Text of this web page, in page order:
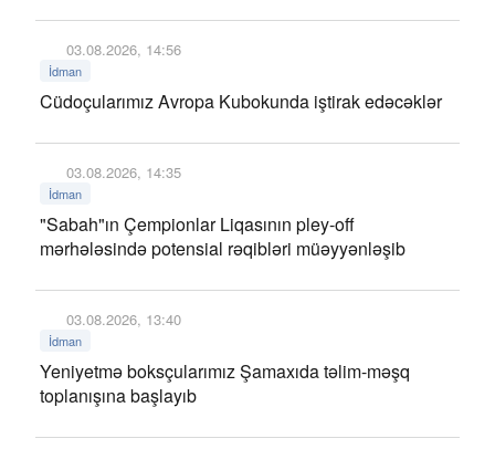
03.08.2026, 14:56
İdman
Cüdoçularımız Avropa Kubokunda iştirak edəcəklər
03.08.2026, 14:35
İdman
"Sabah"ın Çempionlar Liqasının pley-off
mərhələsində potensial rəqibləri müəyyənləşib
03.08.2026, 13:40
İdman
Yeniyetmə boksçularımız Şamaxıda təlim-məşq
toplanışına başlayıb